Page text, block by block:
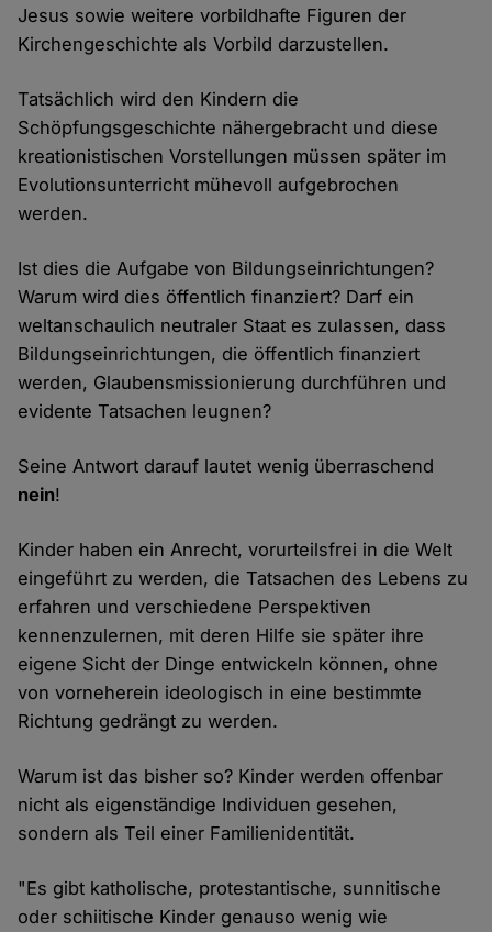
Jesus sowie weitere vorbildhafte Figuren der
Kirchengeschichte als Vorbild darzustellen.
Tatsächlich wird den Kindern die
Schöpfungsgeschichte nähergebracht und diese
kreationistischen Vorstellungen müssen später im
Evolutionsunterricht mühevoll aufgebrochen
werden.
Ist dies die Aufgabe von Bildungseinrichtungen?
Warum wird dies öffentlich finanziert? Darf ein
weltanschaulich neutraler Staat es zulassen, dass
Bildungseinrichtungen, die öffentlich finanziert
werden, Glaubensmissionierung durchführen und
evidente Tatsachen leugnen?
Seine Antwort darauf lautet wenig überraschend
nein!
Kinder haben ein Anrecht, vorurteilsfrei in die Welt
eingeführt zu werden, die Tatsachen des Lebens zu
erfahren und verschiedene Perspektiven
kennenzulernen, mit deren Hilfe sie später ihre
eigene Sicht der Dinge entwickeln können, ohne
von vorneherein ideologisch in eine bestimmte
Richtung gedrängt zu werden.
Warum ist das bisher so? Kinder werden offenbar
nicht als eigenständige Individuen gesehen,
sondern als Teil einer Familienidentität.
"Es gibt katholische, protestantische, sunnitische
oder schiitische Kinder genauso wenig wie